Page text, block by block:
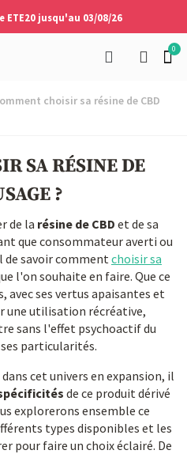
jusqu'au 03/08/26
choisir sa résine de CBD
SA RÉSINE DE
?
de la résine de CBD et de sa
que consommateur averti ou
de savoir commentchoisir sa
l'on souhaite en faire. Que ce
avec ses vertus apaisantes et
utilisation récréative,
sans l'effet psychoactif du
ses particularités.
cet univers en expansion, il
de ce produit dérivé
explorerons ensemble ce
types disponibles et les
pour faire un choix éclairé. De